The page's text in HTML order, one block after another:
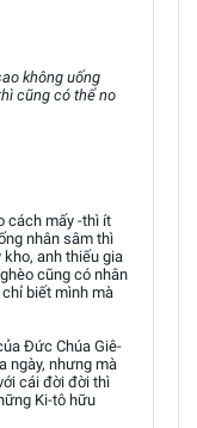
không uống
cũng có thể no
cách mấy -thì ít
nhân sâm thì
anh thiếu gia
cũng có nhân
biết mình mà
Đức Chúa Giê-
ngày, nhưng mà
cái đời đời thì
Ki-tô hữu